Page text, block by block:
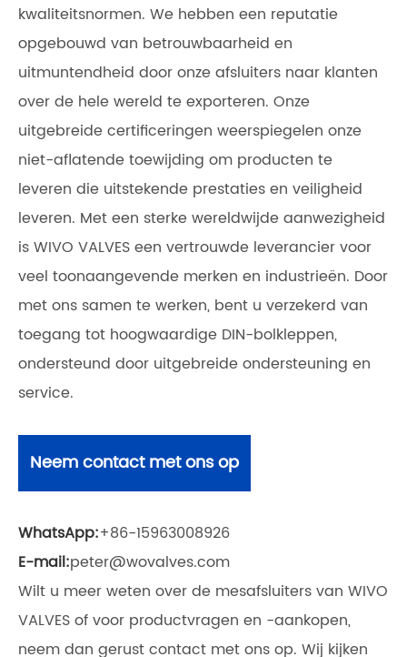
kwaliteitsnormen. We hebben een reputatie
opgebouwd van betrouwbaarheid en
uitmuntendheid door onze afsluiters naar klanten
over de hele wereld te exporteren. Onze
uitgebreide certificeringen weerspiegelen onze
niet-aflatende toewijding om producten te
leveren die uitstekende prestaties en veiligheid
leveren. Met een sterke wereldwijde aanwezigheid
is WIVO VALVES een vertrouwde leverancier voor
veel toonaangevende merken en industrieën. Door
met ons samen te werken, bent u verzekerd van
toegang tot hoogwaardige DIN-bolkleppen,
ondersteund door uitgebreide ondersteuning en
service.
Neem contact met ons op
WhatsApp:+86-15963008926
E-mail:peter@wovalves.com
Wilt u meer weten over de mesafsluiters van WIVO
VALVES of voor productvragen en -aankopen,
neem dan gerust contact met ons op. Wij kijken